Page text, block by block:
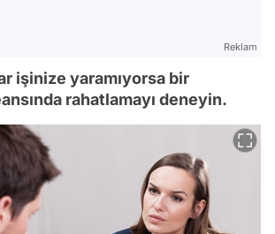
Reklam
işinize yaramıyorsa bir
rahatlamayı deneyin.